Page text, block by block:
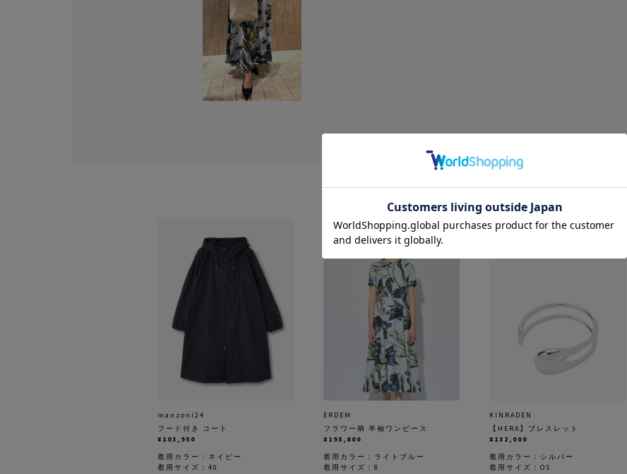
manzoni24
フード付き コート
¥103,950
着用カラー： ネイビー
着用サイズ：40
ERDEM
フラワー柄 半袖ワンピース
¥195,800
着用カラー： ライトブルー
着用サイズ：8
KINRADEN
【HERA】ブレスレット
¥132,000
着用カラー： シルバー
着用サイズ：OS